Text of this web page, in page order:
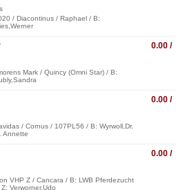
/ Diacontinus / Raphael / B:
0.00 /
Mark / Quincy (Omni Star) / B:
0.00 /
/ Cornus / 107PL56 / B: Wyrwoll,Dr.
Annette
0.00 /
VHP Z / Cancara / B: LWB Pferdezucht
Verworner,Udo